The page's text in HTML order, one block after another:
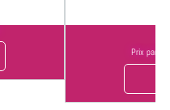
Prix par